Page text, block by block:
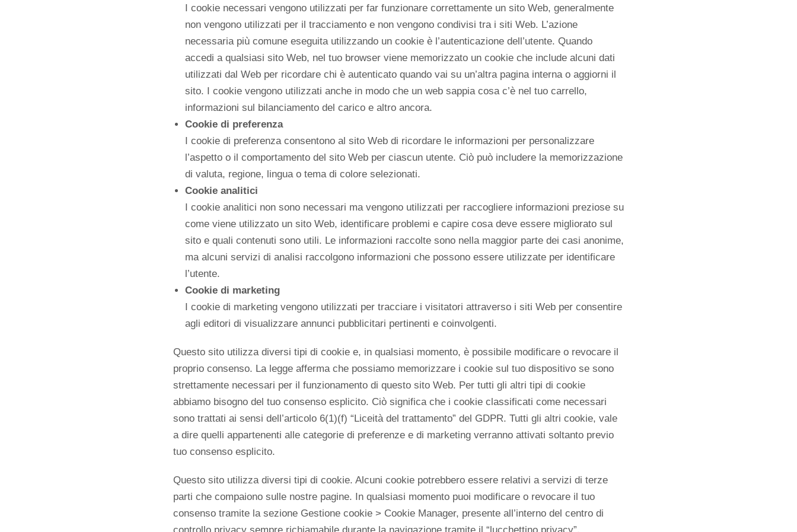
I cookie necessari vengono utilizzati per far funzionare correttamente un sito Web, generalmente
non vengono utilizzati per il tracciamento e non vengono condivisi tra i siti Web. L’azione
necessaria più comune eseguita utilizzando un cookie è l’autenticazione dell’utente. Quando
accedi a qualsiasi sito Web, nel tuo browser viene memorizzato un cookie che include alcuni dati
utilizzati dal Web per ricordare chi è autenticato quando vai su un’altra pagina interna o aggiorni il
sito. I cookie vengono utilizzati anche in modo che un web sappia cosa c’è nel tuo carrello,
informazioni sul bilanciamento del carico e altro ancora.
Cookie di preferenza
I cookie di preferenza consentono al sito Web di ricordare le informazioni per personalizzare
l’aspetto o il comportamento del sito Web per ciascun utente. Ciò può includere la memorizzazione
di valuta, regione, lingua o tema di colore selezionati.
Cookie analitici
I cookie analitici non sono necessari ma vengono utilizzati per raccogliere informazioni preziose su
come viene utilizzato un sito Web, identificare problemi e capire cosa deve essere migliorato sul
sito e quali contenuti sono utili. Le informazioni raccolte sono nella maggior parte dei casi anonime,
ma alcuni servizi di analisi raccolgono informazioni che possono essere utilizzate per identificare
l’utente.
Cookie di marketing
I cookie di marketing vengono utilizzati per tracciare i visitatori attraverso i siti Web per consentire
agli editori di visualizzare annunci pubblicitari pertinenti e coinvolgenti.
Questo sito utilizza diversi tipi di cookie e, in qualsiasi momento, è possibile modificare o revocare il
proprio consenso. La legge afferma che possiamo memorizzare i cookie sul tuo dispositivo se sono
strettamente necessari per il funzionamento di questo sito Web. Per tutti gli altri tipi di cookie
abbiamo bisogno del tuo consenso esplicito. Ciò significa che i cookie classificati come necessari
sono trattati ai sensi dell’articolo 6(1)(f) “Liceità del trattamento” del GDPR. Tutti gli altri cookie, vale
a dire quelli appartenenti alle categorie di preferenze e di marketing verranno attivati soltanto previo
tuo consenso esplicito.
Questo sito utilizza diversi tipi di cookie. Alcuni cookie potrebbero essere relativi a servizi di terze
parti che compaiono sulle nostre pagine. In qualsiasi momento puoi modificare o revocare il tuo
consenso tramite la sezione Gestione cookie > Cookie Manager, presente all’interno del centro di